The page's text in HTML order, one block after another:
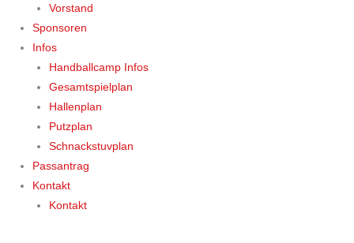
Vorstand
Sponsoren
Infos
Handballcamp Infos
Gesamtspielplan
Hallenplan
Putzplan
Schnackstuvplan
Passantrag
Kontakt
Kontakt